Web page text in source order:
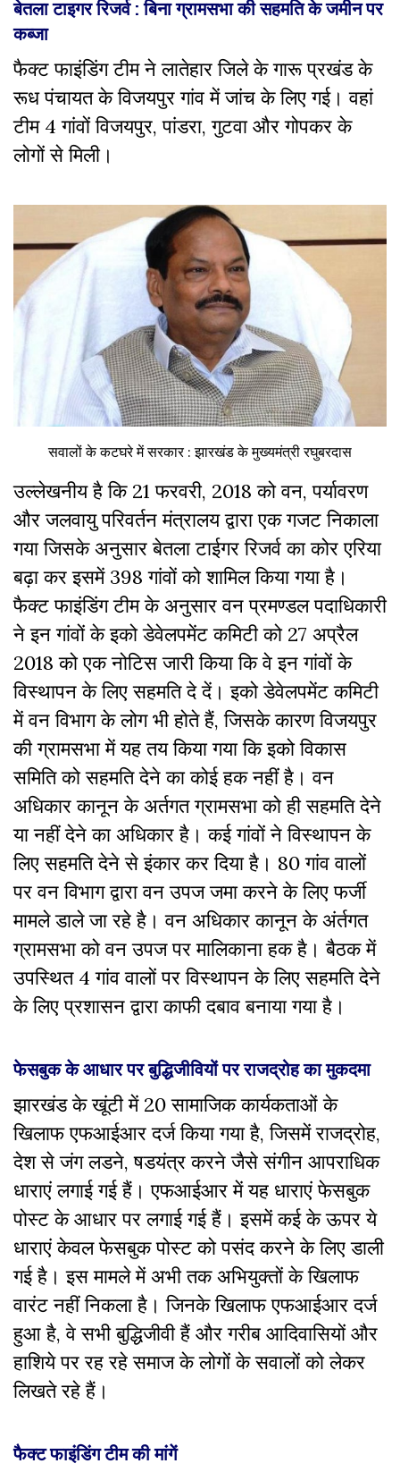
बेतला टाइगर रिजर्व : बिना ग्रामसभा की सहमति के जमीन पर
कब्जा
फैक्ट फाइंडिंग टीम ने लातेहार जिले के गारू प्रखंड के
रूध पंचायत के विजयपुर गांव में जांच के लिए गई। वहां
टीम 4 गांवों विजयपुर, पांडरा, गुटवा और गोपकर के
लोगों से मिली।
सवालों के कटघरे में सरकार : झारखंड के मुख्यमंत्री रघुबरदास
उल्लेखनीय है कि 21 फरवरी, 2018 को वन, पर्यावरण
और जलवायु परिवर्तन मंत्रालय द्वारा एक गजट निकाला
गया जिसके अनुसार बेतला टाईगर रिजर्व का कोर एरिया
बढ़ा कर इसमें 398 गांवों को शामिल किया गया है।
फैक्ट फाइंडिंग टीम के अनुसार वन प्रमण्डल पदाधिकारी
ने इन गांवों के इको डेवेलपमेंट कमिटी को 27 अप्रैल
2018 को एक नोटिस जारी किया कि वे इन गांवों के
विस्थापन के लिए सहमति दे दें। इको डेवेलपमेंट कमिटी
में वन विभाग के लोग भी होते हैं, जिसके कारण विजयपुर
की ग्रामसभा में यह तय किया गया कि इको विकास
समिति को सहमति देने का कोई हक नहीं है। वन
अधिकार कानून के अर्तगत ग्रामसभा को ही सहमति देने
या नहीं देने का अधिकार है। कई गांवों ने विस्थापन के
लिए सहमति देने से इंकार कर दिया है। 80 गांव वालों
पर वन विभाग द्वारा वन उपज जमा करने के लिए फर्जी
मामले डाले जा रहे है। वन अधिकार कानून के अंर्तगत
ग्रामसभा को वन उपज पर मालिकाना हक है। बैठक में
उपस्थित 4 गांव वालों पर विस्थापन के लिए सहमति देने
के लिए प्रशासन द्वारा काफी दबाव बनाया गया है।
फेसबुक के आधार पर बुद्धिजीवियों पर राजद्रोह का मुकदमा
झारखंड के खूंटी में 20 सामाजिक कार्यकताओं के
खिलाफ एफआईआर दर्ज किया गया है, जिसमें राजद्रोह,
देश से जंग लडने, षडयंत्र करने जैसे संगीन आपराधिक
धाराएं लगाई गई हैं। एफआईआर में यह धाराएं फेसबुक
पोस्ट के आधार पर लगाई गई हैं। इसमें कई के ऊपर ये
धाराएं केवल फेसबुक पोस्ट को पसंद करने के लिए डाली
गई है। इस मामले में अभी तक अभियुक्तों के खिलाफ
वारंट नहीं निकला है। जिनके खिलाफ एफआईआर दर्ज
हुआ है, वे सभी बुद्धिजीवी हैं और गरीब आदिवासियों और
हाशिये पर रह रहे समाज के लोगों के सवालों को लेकर
लिखते रहे हैं।
फैक्ट फाइंडिंग टीम की मांगें